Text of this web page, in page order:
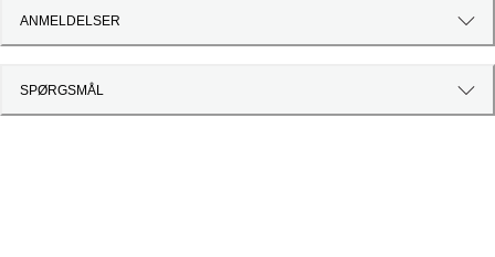
ANMELDELSER
SPØRGSMÅL